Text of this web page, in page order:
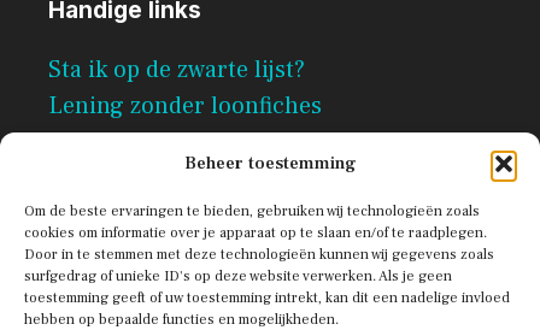
Beheer toestemming
Om de beste ervaringen te bieden, gebruiken wij technologieën zoals
cookies om informatie over je apparaat op te slaan en/of te raadplegen.
Door in te stemmen met deze technologieën kunnen wij gegevens zoals
surfgedrag of unieke ID's op deze website verwerken. Als je geen
toestemming geeft of uw toestemming intrekt, kan dit een nadelige invloed
hebben op bepaalde functies en mogelijkheden.
Handige links
Sta ik op de zwarte lijst?
Lening zonder loonfiches
Per direct geld lenen zonder